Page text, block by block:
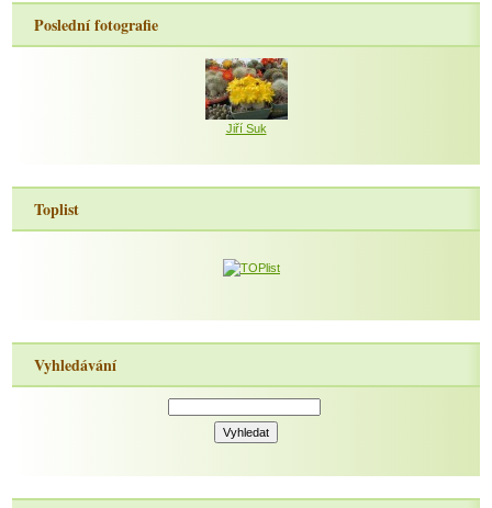
Poslední fotografie
Jiří Suk
Toplist
Vyhledávání